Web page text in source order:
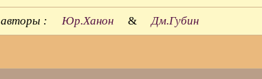
авторы :Юр.Ханон &Дм.Губин